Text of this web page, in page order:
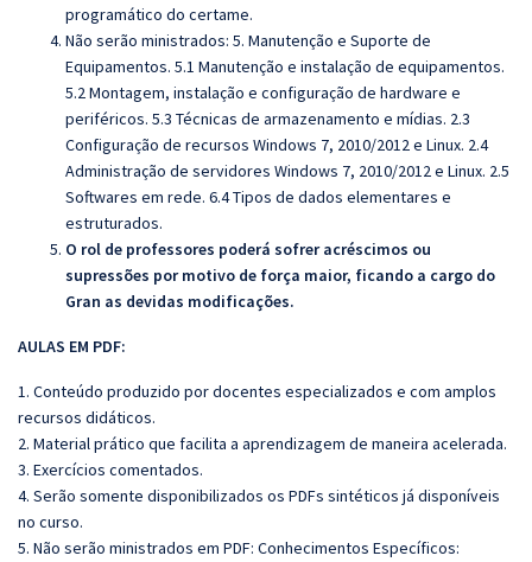
programático do certame.
Não serão ministrados: 5. Manutenção e Suporte de
Equipamentos. 5.1 Manutenção e instalação de equipamentos.
5.2 Montagem, instalação e configuração de hardware e
periféricos. 5.3 Técnicas de armazenamento e mídias. 2.3
Configuração de recursos Windows 7, 2010/2012 e Linux. 2.4
Administração de servidores Windows 7, 2010/2012 e Linux. 2.5
Softwares em rede. 6.4 Tipos de dados elementares e
estruturados.
O rol de professores poderá sofrer acréscimos ou
supressões por motivo de força maior, ficando a cargo do
Gran as devidas modificações.
AULAS EM PDF:
1. Conteúdo produzido por docentes especializados e com amplos
recursos didáticos.
2. Material prático que facilita a aprendizagem de maneira acelerada.
3. Exercícios comentados.
4. Serão somente disponibilizados os PDFs sintéticos já disponíveis
no curso.
5. Não serão ministrados em PDF: Conhecimentos Específicos: